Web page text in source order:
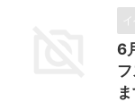
6
ま